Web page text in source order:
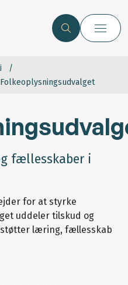
Folkeoplysningsudvalget
fællesskaber i
for at styrke
uddeler tilskud og
læring, fællesskab